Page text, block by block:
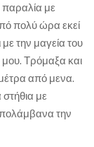
με
πολύ ώρα εκεί
την μαγεία του
μου. Τρόμαξα και
από μενα.
με
την